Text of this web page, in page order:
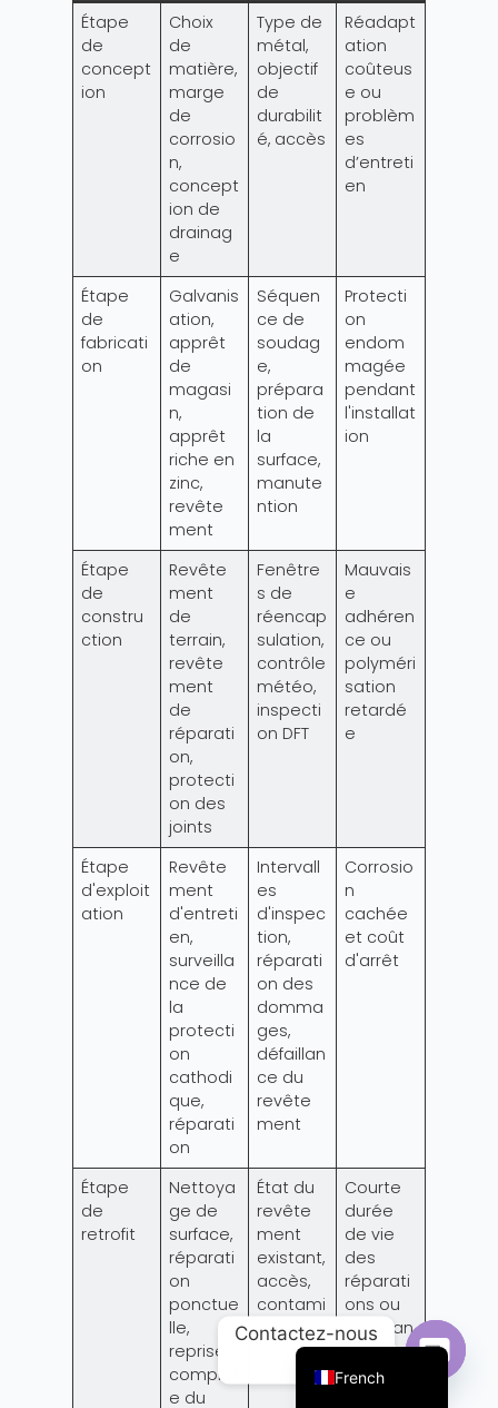
Étape
de
concept
ion
Choix
de
matière,
marge
de
corrosio
n,
concept
ion de
drainag
e
Type de
métal,
objectif
de
durabilit
é, accès
Réadapt
ation
coûteus
e ou
problèm
es
d’entreti
en
Étape
de
fabricati
on
Galvanis
ation,
apprêt
de
magasi
n,
apprêt
riche en
zinc,
revête
ment
Séquen
ce de
soudag
e,
prépara
tion de
la
surface,
manute
ntion
Protecti
on
endom
magée
pendant
l'installat
ion
Étape
de
constru
ction
Revête
ment
de
terrain,
revête
ment
de
réparati
on,
protecti
on des
joints
Fenêtre
s de
réencap
sulation,
contrôle
météo,
inspecti
on DFT
Mauvais
e
adhéren
ce ou
polyméri
sation
retardé
e
Étape
d'exploit
ation
Revête
ment
d'entreti
en,
surveilla
nce de
la
protecti
on
cathodi
que,
réparati
on
Intervall
es
d'inspec
tion,
réparati
on des
domma
ges,
défaillan
ce du
revête
ment
Corrosio
n
cachée
et coût
d'arrêt
Étape
de
retrofit
Nettoya
ge de
surface,
réparati
on
ponctue
lle,
reprise
complèt
e du
État du
revête
ment
existant,
accès,
contami
nation
Courte
durée
de vie
des
réparati
ons ou
défaillan
ce
répétée
French
English
Russian
Arabic
Portuguese
Contactez-nous